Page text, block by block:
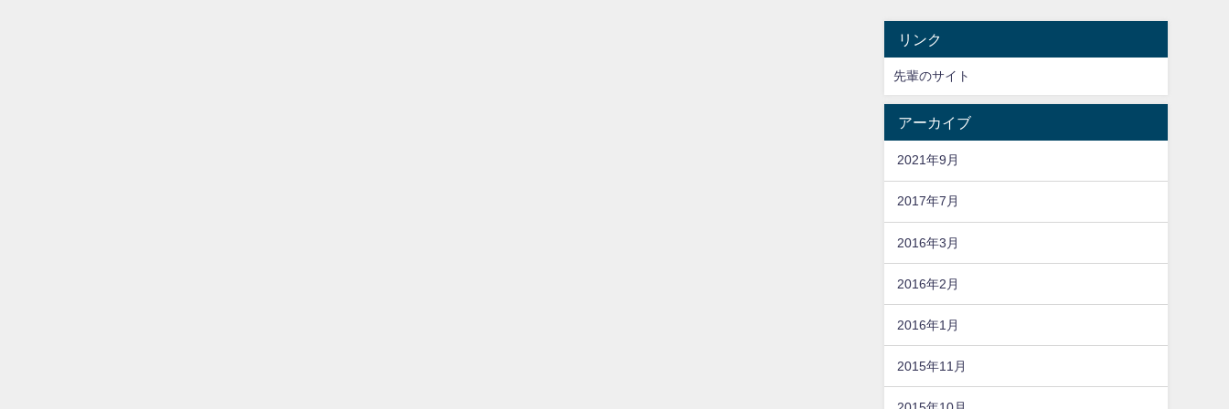
リンク
先輩のサイト
アーカイブ
2021年9月
2017年7月
2016年3月
2016年2月
2016年1月
2015年11月